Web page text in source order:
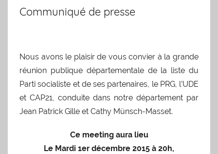
Communiqué de presse
Nous avons le plaisir de vous convier à la grande
réunion publique départementale de la liste du
Parti socialiste et de ses partenaires, le PRG, l’UDE
et CAP21, conduite dans notre département par
Jean Patrick Gille et Cathy Münsch-Masset.
Ce meeting aura lieu
Le Mardi 1er décembre 2015 à 20h,